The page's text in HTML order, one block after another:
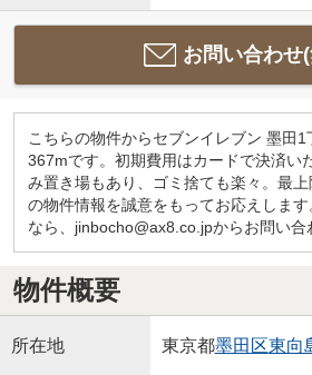
お問い合わせ
こちらの物件からセブンイレブン 墨田
367mです。初期費用はカードで決済い
み置き場もあり、ゴミ捨ても楽々。最
の物件情報を誠意をもってお応えしま
なら、jinbocho@ax8.co.jpからお問い合
物件概要
所在地 東京都墨田区東向